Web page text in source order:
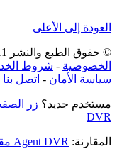
العودة إلى الأعلى
© حقوق الطبع والنشر 2011-2026 iSpyConnect.com -
الخصوصية - شروط
سياسة الأمان - اتصل بنا
مستخدم جديد؟ زر
DVR
المقارنة: Agent DVR مقابل Blue Iris